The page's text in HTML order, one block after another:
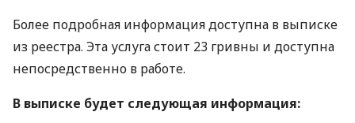
Более подробная информация доступна в выписке
из реестра. Эта услуга стоит 23 гривны и доступна
непосредственно в работе.
В выписке будет следующая информация: